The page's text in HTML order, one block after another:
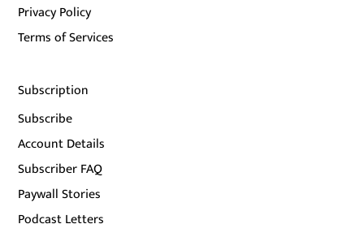
Privacy Policy
Terms of Services
Subscription
Subscribe
Account Details
Subscriber FAQ
Paywall Stories
Podcast Letters